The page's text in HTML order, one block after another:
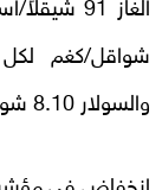
والسولار 8.10 شواقل/لتر، وزيت الزيتون 42 شيقلاً/كغم.
انخفاض في